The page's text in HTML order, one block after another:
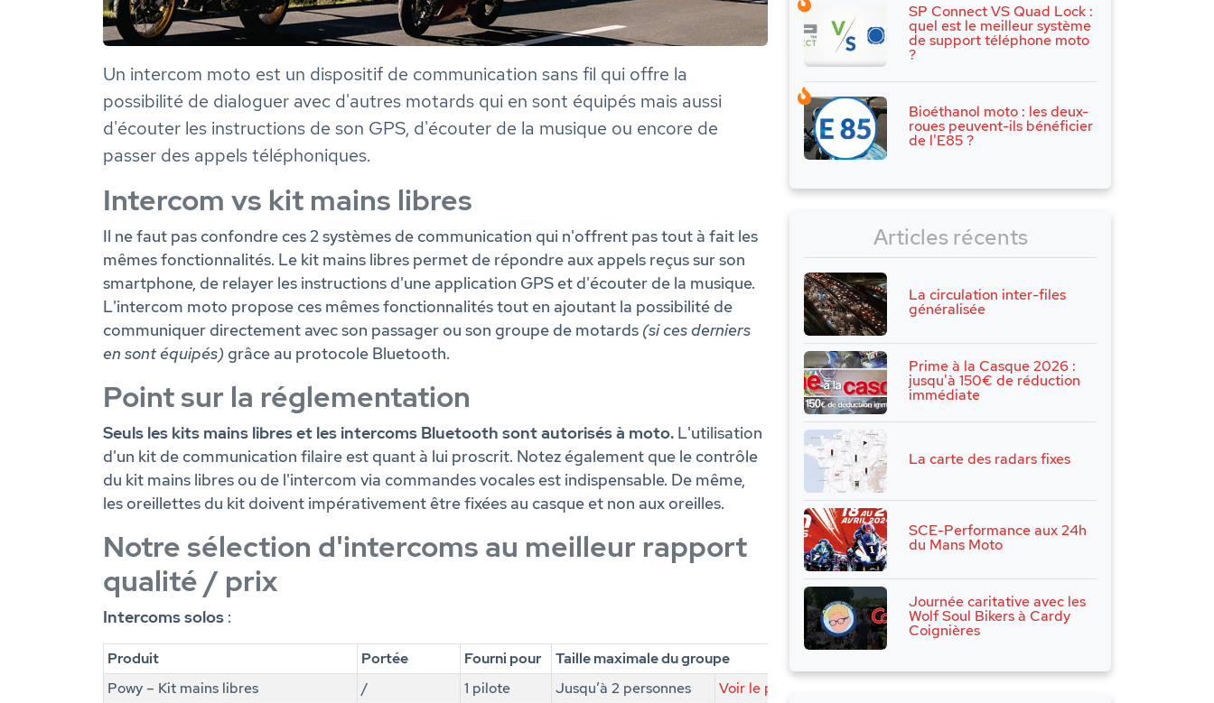
Un intercom moto est un dispositif de communication sans fil qui offre la
possibilité de dialoguer avec d'autres motards qui en sont équipés mais aussi
d'écouter les instructions de son GPS, d'écouter de la musique ou encore de
passer des appels téléphoniques.
Intercom vs kit mains libres
Il ne faut pas confondre ces 2 systèmes de communication qui n'offrent pas tout à fait les
mêmes fonctionnalités. Le kit mains libres permet de répondre aux appels reçus sur son
smartphone, de relayer les instructions d'une application GPS et d'écouter de la musique.
L'intercom moto propose ces mêmes fonctionnalités tout en ajoutant la possibilité de
communiquer directement avec son passager ou son groupe de motards (si ces derniers
en sont équipés) grâce au protocole Bluetooth.
Point sur la réglementation
Seuls les kits mains libres et les intercoms Bluetooth sont autorisés à moto. L'utilisation
d'un kit de communication filaire est quant à lui proscrit. Notez également que le contrôle
du kit mains libres ou de l'intercom via commandes vocales est indispensable. De même,
les oreillettes du kit doivent impérativement être fixées au casque et non aux oreilles.
Notre sélection d'intercoms au meilleur rapport
qualité / prix
Intercoms solos :
Produit Portée Fourni pour
Taille maximale du groupe
Powy – Kit mains libres
/ 1 pilote Jusqu’à 2 personnes
Voir le produit
SP Connect VS Quad Lock :
quel est le meilleur système
de support téléphone moto
?
Bioéthanol moto : les deux-
roues peuvent-ils bénéficier
de l'E85 ?
Articles récents
La circulation inter-files
généralisée
Prime à la Casque 2026 :
jusqu'à 150€ de réduction
immédiate
La carte des radars fixes
SCE-Performance aux 24h
du Mans Moto
Journée caritative avec les
Wolf Soul Bikers à Cardy
Coignières